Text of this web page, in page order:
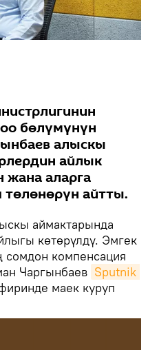
бөлүмүнүн
алыскы
айлык
жана аларга
айтты.
аймактарында
көтөрүлдү. Эмгек
компенсация
Чаргынбаев Sputnik
маек куруп